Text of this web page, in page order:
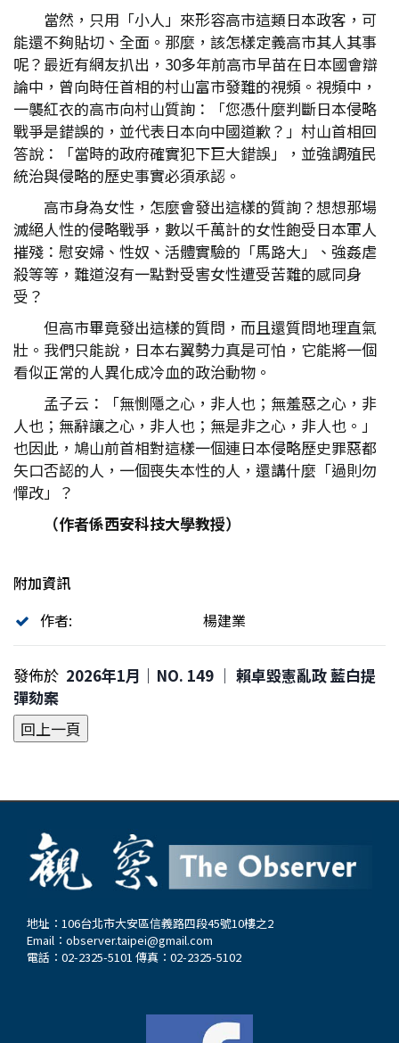
當然，只用「小人」來形容高市這類日本政客，可
能還不夠貼切、全面。那麼，該怎樣定義高市其人其事
呢？最近有網友扒出，30多年前高市早苗在日本國會辯
論中，曾向時任首相的村山富市發難的視頻。視頻中，
一襲紅衣的高市向村山質詢：「您憑什麼判斷日本侵略
戰爭是錯誤的，並代表日本向中國道歉？」村山首相回
答說：「當時的政府確實犯下巨大錯誤」，並強調殖民
統治與侵略的歷史事實必須承認。
高市身為女性，怎麼會發出這樣的質詢？想想那場
滅絕人性的侵略戰爭，數以千萬計的女性飽受日本軍人
摧殘：慰安婦、性奴、活體實驗的「馬路大」、強姦虐
殺等等，難道沒有一點對受害女性遭受苦難的感同身
受？
但高市畢竟發出這樣的質問，而且還質問地理直氣
壯。我們只能說，日本右翼勢力真是可怕，它能將一個
看似正常的人異化成冷血的政治動物。
孟子云：「無惻隱之心，非人也；無羞惡之心，非
人也；無辭讓之心，非人也；無是非之心，非人也。」
也因此，鳩山前首相對這樣一個連日本侵略歷史罪惡都
矢口否認的人，一個喪失本性的人，還講什麼「過則勿
憚改」？
（作者係西安科技大學教授）
附加資訊
作者:
楊建業
發佈於 2026年1月｜NO. 149 │ 賴卓毀憲亂政 藍白提
彈劾案
地址：106台北市大安區信義路四段45號10樓之2
Email： observer.taipei@gmail.com
電話：02-2325-5101 傳真：02-2325-5102